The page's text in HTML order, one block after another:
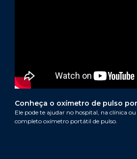
Conheça o oxímetro de pulso
Ele pode te ajudar no hospital, na clínica
completo oxímetro portátil de pulso.